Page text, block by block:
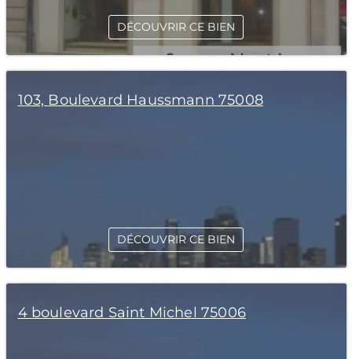
DÉCOUVRIR CE BIEN
103, Boulevard Haussmann 75008
DÉCOUVRIR CE BIEN
4 boulevard Saint Michel 75006